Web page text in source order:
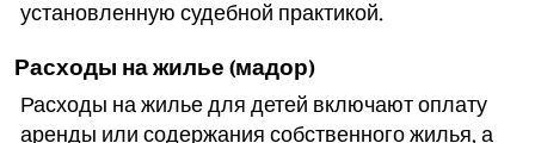
установленную судебной практикой.
Расходы на жилье (мадор)
Расходы на жилье для детей включают оплату
аренды или содержания собственного жилья, а